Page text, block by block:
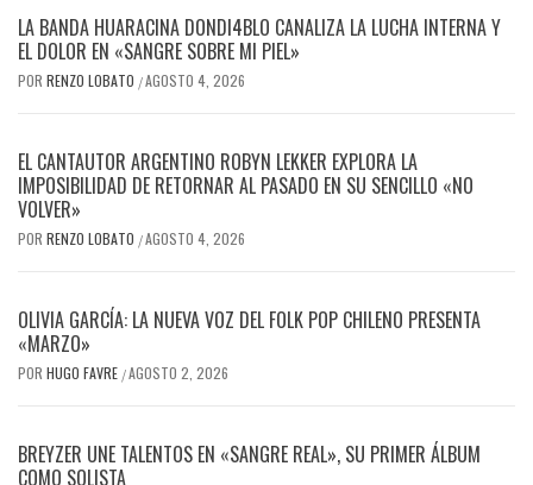
LA BANDA HUARACINA DONDI4BLO CANALIZA LA LUCHA INTERNA Y
EL DOLOR EN «SANGRE SOBRE MI PIEL»
POR RENZO LOBATO /AGOSTO 4, 2026
EL CANTAUTOR ARGENTINO ROBYN LEKKER EXPLORA LA
IMPOSIBILIDAD DE RETORNAR AL PASADO EN SU SENCILLO «NO
VOLVER»
POR RENZO LOBATO /AGOSTO 4, 2026
OLIVIA GARCÍA: LA NUEVA VOZ DEL FOLK POP CHILENO PRESENTA
«MARZO»
POR HUGO FAVRE /AGOSTO 2, 2026
BREYZER UNE TALENTOS EN «SANGRE REAL», SU PRIMER ÁLBUM
COMO SOLISTA